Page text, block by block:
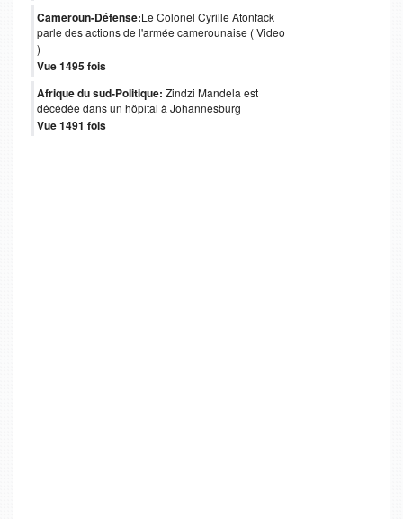
Cameroun-Défense:Le Colonel Cyrille Atonfack
parle des actions de l'armée camerounaise ( Video
)
Vue 1495 fois
Afrique du sud-Politique: Zindzi Mandela est
décédée dans un hôpital à Johannesburg
Vue 1491 fois